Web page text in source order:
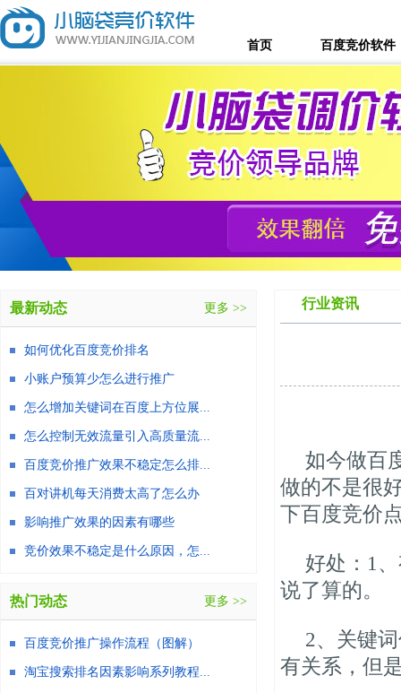
首页 百度竞价软件
行业资讯
如今做百
做的不是很
下百度竞价
好处：1
说了算
2、关键
有关系，但
最新动态 更多 >>
如何优化百度竞价排名
小账户预算少怎么进行推广
怎么增加关键词在百度上方位展...
怎么控制无效流量引入高质量流...
百度竞价推广效果不稳定怎么排...
百对讲机每天消费太高了怎么办
影响推广效果的因素有哪些
竞价效果不稳定是什么原因，怎...
热门动态 更多 >>
百度竞价推广操作流程（图解）
淘宝搜索排名因素影响系列教程...